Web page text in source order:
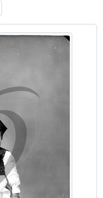
com vestuário de fantasia
com vestuário de fantasia
padre
com vestuário regional
Augusto Tavares de Sousa
Luiz Bernardo de Almeida
homem a cavalo
esposa do Comendador Luiz Bernardo de Almeida, na Quinta Progresso
do Comendador Luiz Bernardo de Almeida, na Quinta Progresso
seminarista
seminarista
seminarista
com vestuário regional
criança
criança